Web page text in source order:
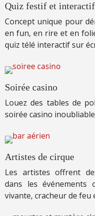
Quiz festif et interactif
Concept unique pour
en fun, en rire et en
quiz télé interactif sur
Soirée casino
Louez des tables de
soirée casino
Artistes de cirque
Les artistes offrent
dans les événements
vivante, cracheur de feu